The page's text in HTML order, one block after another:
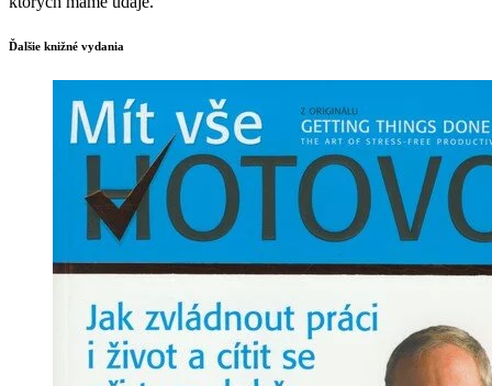
Ďalšie knižné vydania